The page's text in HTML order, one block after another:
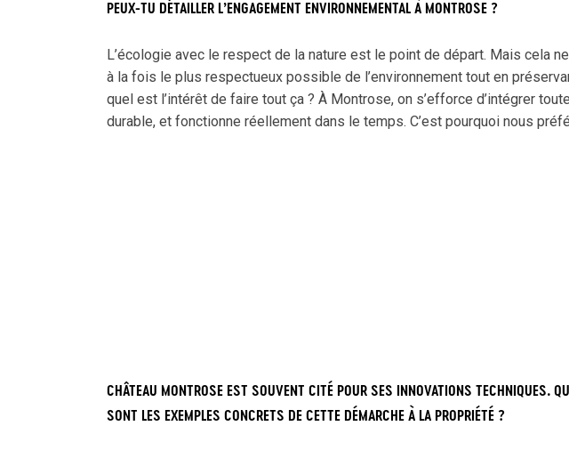
PEUX-TU DÉTAILLER L’ENGAGEMENT ENVIRONNEMENTAL À MONTROSE ?
L’écologie avec le respect de la nature est le point de départ. Mais cela
à la fois le plus respectueux possible de l’environnement tout en
quel est l’intérêt de faire tout ça ? À Montrose, on s’efforce d’intégrer
durable, et fonctionne réellement dans le temps. C’est pourquoi nous
CHÂTEAU MONTROSE EST SOUVENT CITÉ POUR SES INNOVATIONS TECHNIQUES.
SONT LES EXEMPLES CONCRETS DE CETTE DÉMARCHE À LA PROPRIÉTÉ ?